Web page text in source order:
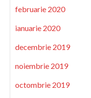
februarie 2020
ianuarie 2020
decembrie 2019
noiembrie 2019
octombrie 2019